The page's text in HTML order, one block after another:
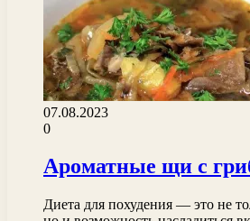
07.08.2023
0
Ароматные щи с
Диета для похудения — это не